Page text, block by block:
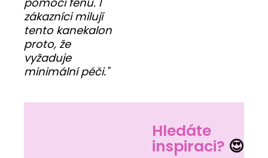
zákazníci milují
tento kanekalon
proto, že
vyžaduje
minimální péči."
Hledáte
inspiraci? 😍